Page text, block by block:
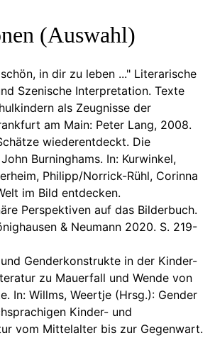
(Auswahl)
in dir zu leben ..." Literarische
Szenische Interpretation. Texte
als Zeugnisse der
am Main: Peter Lang, 2008.
wiederentdeckt. Die
Burninghams. In: Kurwinkel,
Philipp/Norrick-Rühl, Corinna
im Bild entdecken.
Perspektiven auf das Bilderbuch.
& Neumann 2020. S. 219-
Genderkonstrukte in der Kinder-
zu Mauerfall und Wende von
In: Willms, Weertje (Hrsg.): Gender
Kinder- und
vom Mittelalter bis zur Gegenwart.